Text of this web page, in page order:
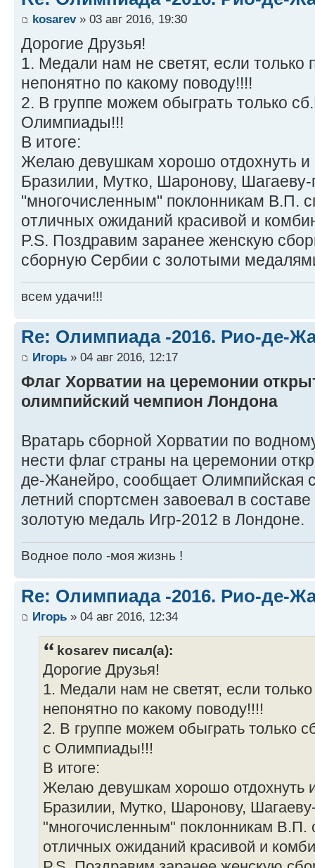
kosarev» 03 авг 2016, 19:30
Дорогие Друзья!
1. Медали нам не светят, если только
непонятно по какому поводу!!!!
2. В группе можем обыграть только
Олимпиады!!!
В итоге:
Желаю девушкам хорошо отдохнуть и
Бразилии, Мутко, Шаронову, Шагаеву-
"многочисленным" поклонникам В.П.
отличных ожиданий красивой и
P.S. Поздравим заранее женскую
сборную Сербии с золотыми
всем удачи!!!
Re: Олимпиада -2016. Рио-де-
Игорь » 04 авг 2016, 12:17
Флаг Хорватии на церемонии
олимпийский чемпион Лондона
Вратарь сборной Хорватии по
нести флаг страны на церемонии
де-Жанейро, сообщает Олимпийская
летний спортсмен завоевал в
золотую медаль Игр-2012 в Лондоне.
Водное поло -моя жизнь !
Re: Олимпиада -2016. Рио-де-
Игорь » 04 авг 2016, 12:34
kosarev писал(а):
Дорогие Друзья!
1. Медали нам не светят, если
непонятно по какому поводу!!!!
2. В группе можем обыграть только
с Олимпиады!!!
В итоге:
Желаю девушкам хорошо отдохнуть
Бразилии, Мутко, Шаронову,
"многочисленным" поклонникам В.П.
отличных ожиданий красивой и